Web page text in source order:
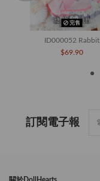
完售
ID000052 Rabbit
$69.90
訂閱電子報